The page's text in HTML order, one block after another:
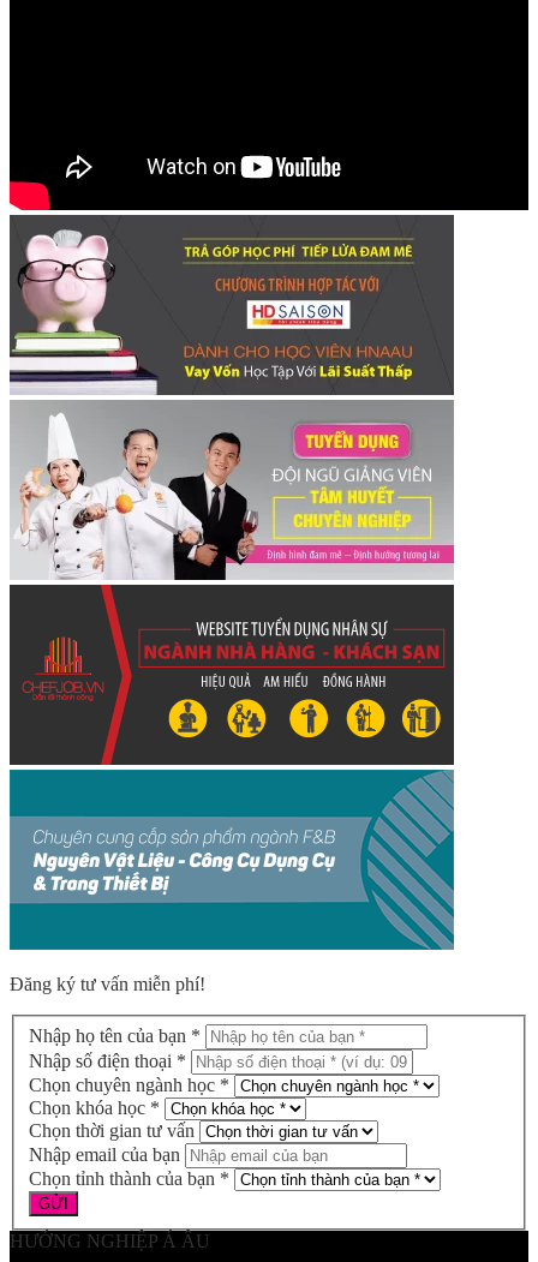
Đăng ký tư vấn miễn phí!
Nhập họ tên của bạn *
Nhập số điện thoại *
Chọn chuyên ngành học *
Chọn khóa học *
Chọn thời gian tư vấn
Nhập email của bạn
Chọn tỉnh thành của bạn *
HƯỚNG NGHIỆP Á ÂU